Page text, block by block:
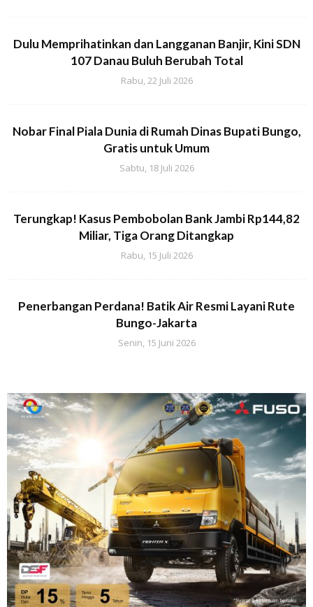
Dulu Memprihatinkan dan Langganan Banjir, Kini SDN
107 Danau Buluh Berubah Total
Rabu, 22 Juli 2026
Nobar Final Piala Dunia di Rumah Dinas Bupati Bungo,
Gratis untuk Umum
Sabtu, 18 Juli 2026
Terungkap! Kasus Pembobolan Bank Jambi Rp144,82
Miliar, Tiga Orang Ditangkap
Rabu, 15 Juli 2026
Penerbangan Perdana! Batik Air Resmi Layani Rute
Bungo-Jakarta
Senin, 15 Juni 2026